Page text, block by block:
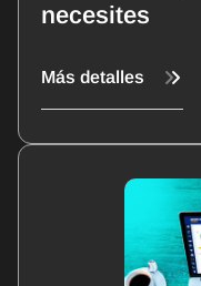
necesites
Más detalles